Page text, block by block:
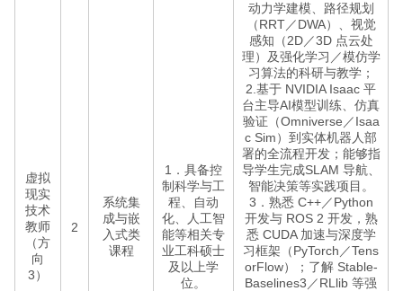
虚拟
现实
技术
教师
（方
向
3）
2
系统集
成与嵌
入式类
课程
1．具备控
制科学与工
程、自动
化、人工智
能等相关专
业工科硕士
及以上学
位。
动力学建模、路径规划
（RRT／DWA）、视觉
感知（2D／3D 点云处
理）及强化学习／模仿学
习算法的科研与教学；
2.基于 NVIDIA Isaac 平
台主导AI模型训练、仿真
验证（Omniverse／Isaa
c Sim）到实体机器人部
署的全流程开发；能够指
导学生完成SLAM 导航、
智能决策等实践项目。
3．熟悉 C++／Python
开发与 ROS 2 开发，熟
悉 CUDA 加速与深度学
习框架（PyTorch／Tens
orFlow）；了解 Stable-
Baselines3／RLlib 等强